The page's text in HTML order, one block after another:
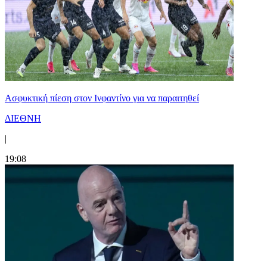
Ασφυκτική πίεση στον Ινφαντίνο για να παραιτηθεί
ΔΙΕΘΝΗ
|
19:08